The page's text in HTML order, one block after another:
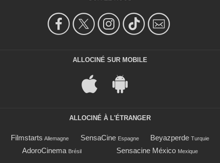
ALLOCINÉ SUR MOBILE
ALLOCINÉ À L'ÉTRANGER
Filmstarts Allemagne SensaCine Espagne Beyazperde Turquie
AdoroCinema Brésil Sensacine México Mexique